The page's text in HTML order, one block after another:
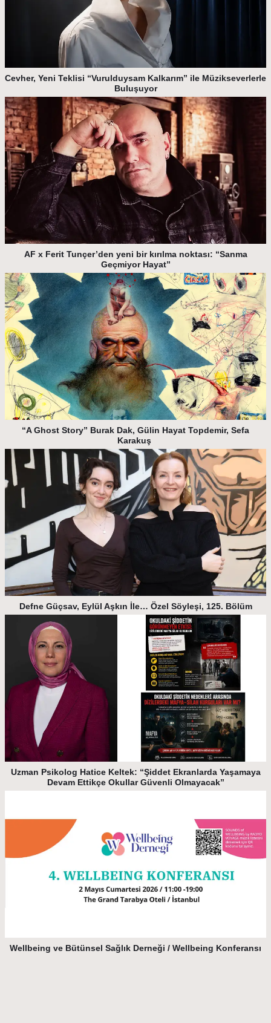
Cevher, Yeni Teklisi “Vurulduysam Kalkarım” ile Müzikseverlerle
Buluşuyor
AF x Ferit Tunçer’den yeni bir kırılma noktası: “Sanma
Geçmiyor Hayat”
“A Ghost Story” Burak Dak, Gülin Hayat Topdemir, Sefa
Karakuş
Defne Güçsav, Eylül Aşkın İle… Özel Söyleşi, 125. Bölüm
Uzman Psikolog Hatice Keltek: “Şiddet Ekranlarda Yaşamaya
Devam Ettikçe Okullar Güvenli Olmayacak”
Wellbeing ve Bütünsel Sağlık Derneği / Wellbeing Konferansı